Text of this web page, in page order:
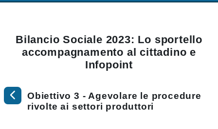
Bilancio Sociale 2023: Lo sportello
accompagnamento al cittadino e
Infopoint
Obiettivo 3 - Agevolare le procedure
rivolte ai settori produttori